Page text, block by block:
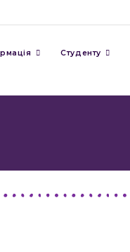
Студенту